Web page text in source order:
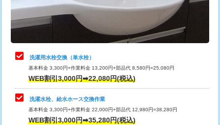
用（追加）/3ｍ超え)
給水管工事※（ライニング鋼管・銅
管・ポリ管・HT管使用/3ｍまで)
44,000円
給水管工事※（ライニング鋼管・銅
管・ポリ管・HT管使用/3ｍ超え)
排水管工事（土の掘削・埋め戻し作
業）
排水管工事（排水管工事/3ｍまで） 55,000円
止水・漏水調査・防水処理・清掃・修
理・調整・分解・加工など（軽作業）
11,000円
止水・漏水調査・防水処理・清掃・修
理・調整・分解・加工など（中作業）
22,000円
止水・漏水調査・防水処理・清掃・修
理・調整・分解・加工など（重作業）
33,000円
キッチンタンク脱着
その他部品の脱着
洗濯用水栓交換（単水栓）
基本料金 3,300円+作業料金 13,200円+部品代 8,580円=25,080円
WEB割引3,000円➡22,080円(税込)
洗濯水栓、給水ホース交換作業
基本料金 3,300円+作業料金 22,000円+部品代 12,980円=38,280円
WEB割引3,000円➡35,280円(税込)